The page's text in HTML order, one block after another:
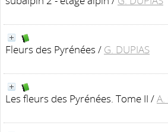
Fleurs des Pyrénées / G. DUPIAS
Les fleurs des Pyrénées. Tome II /A.